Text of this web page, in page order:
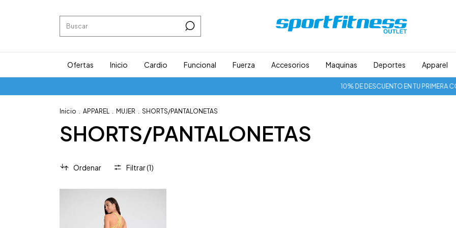
Ofertas Inicio Cardio Funcional Fuerza Accesorios Maquinas Deportes Apparel
10% DE DESCUENTO EN TU
Inicio . APPAREL . MUJER . SHORTS/PANTALONETAS
SHORTS/PANTALONETAS
Ordenar Filtrar (1)